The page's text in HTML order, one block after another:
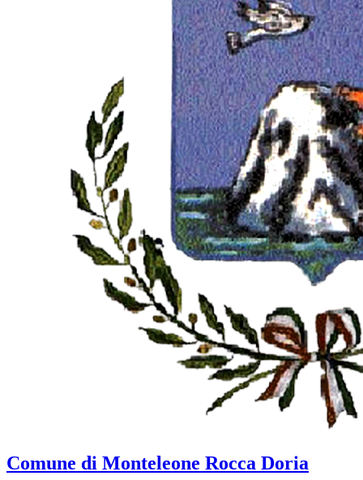
Comune di Monteleone Rocca Doria